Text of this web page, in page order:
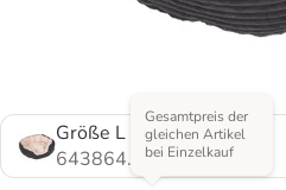
Größe L + Decke
643864.2
Gesamtpreis der
gleichen Artikel
bei Einzelkauf